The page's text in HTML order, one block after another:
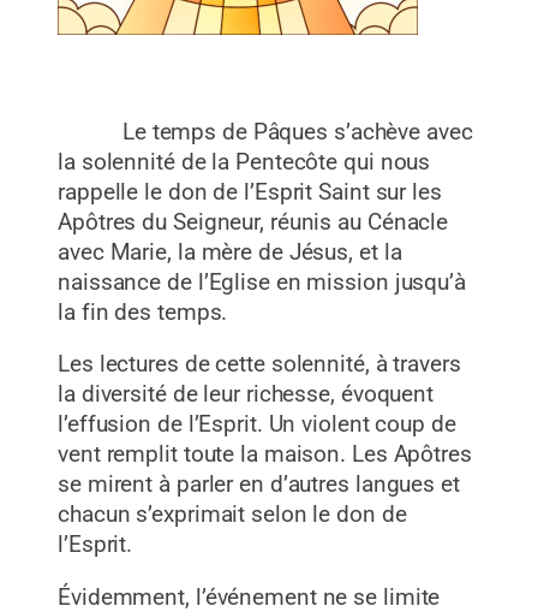
Le temps de Pâques s’achève avec
la solennité de la Pentecôte qui nous
rappelle le don de l’Esprit Saint sur les
Apôtres du Seigneur, réunis au Cénacle
avec Marie, la mère de Jésus, et la
naissance de l’Eglise en mission jusqu’à
la fin des temps.
Les lectures de cette solennité, à travers
la diversité de leur richesse, évoquent
l’effusion de l’Esprit. Un violent coup de
vent remplit toute la maison. Les Apôtres
se mirent à parler en d’autres langues et
chacun s’exprimait selon le don de
l’Esprit.
Évidemment, l’événement ne se limite